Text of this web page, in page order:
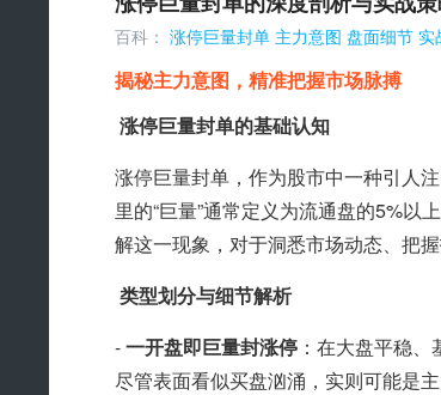
百科： 涨停巨量封单 主力意图 盘面细节 实
揭秘主力意图，精准把握市场脉搏
涨停巨量封单的基础认知
涨停巨量封单，作为股市中一种引人
里的“巨量”通常定义为流通盘的5%以
解这一现象，对于洞悉市场动态、把握
类型划分与细节解析
- 一开盘即巨量封涨停 ：在大盘平稳
尽管表面看似买盘汹涌，实则可能是